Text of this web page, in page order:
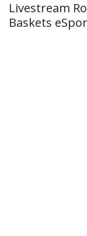
Livestream
Baskets